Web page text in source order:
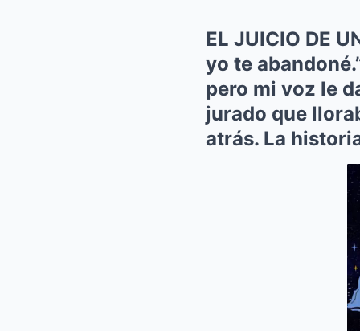
EL JUICIO DE
yo te
pero mi voz le
jurado que
atrás. La